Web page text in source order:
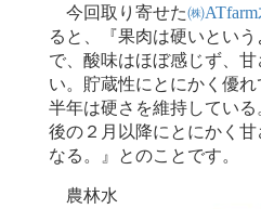
今回取り寄せた㈱
ると、『果肉は硬いとい
で、酸味はほぼ感じず、
い。貯蔵性にとにかく優
半年は硬さを維持してい
後の２月以降にとにかく
なる。』とのことです。
農林水